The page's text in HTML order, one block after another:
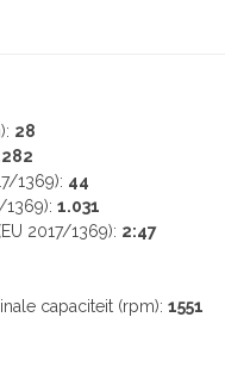
28
1369): 44
1.031
2017/1369): 2:47
capaciteit (rpm): 1551